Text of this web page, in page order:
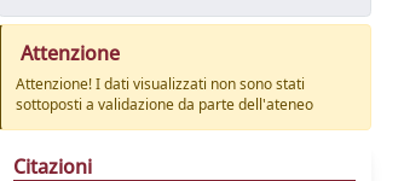
Attenzione
Attenzione! I dati visualizzati non sono stati
sottoposti a validazione da parte dell'ateneo
Citazioni